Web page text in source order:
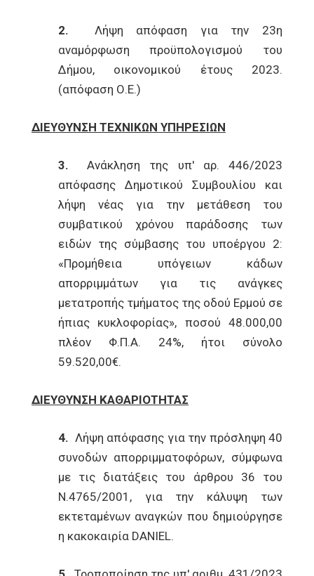
2.
Λήψη απόφαση για την 23η
αναμόρφωση προϋπολογισμού του
Δήμου, οικονομικού έτους 2023.
(απόφαση Ο.Ε.)
ΔΙΕΥΘΥΝΣΗ ΤΕΧΝΙΚΩΝ ΥΠΗΡΕΣΙΩΝ
3.
Ανάκληση της υπ' αρ. 446/2023
απόφασης Δημοτικού Συμβουλίου και
λήψη νέας για την μετάθεση του
συμβατικού χρόνου παράδοσης των
ειδών της σύμβασης του υποέργου 2:
«Προμήθεια υπόγειων κάδων
απορριμμάτων για τις ανάγκες
μετατροπής τμήματος της οδού Ερμού σε
ήπιας κυκλοφορίας», ποσού 48.000,00
πλέον Φ.Π.Α. 24%, ήτοι σύνολο
59.520,00€.
ΔΙΕΥΘΥΝΣΗ ΚΑΘΑΡΙΟΤΗΤΑΣ
4. Λήψη απόφασης για την πρόσληψη 40
συνοδών απορριμματοφόρων, σύμφωνα
με τις διατάξεις του άρθρου 36 του
Ν.4765/2001, για την κάλυψη των
εκτεταμένων αναγκών που δημιούργησε
η κακοκαιρία DANIEL.